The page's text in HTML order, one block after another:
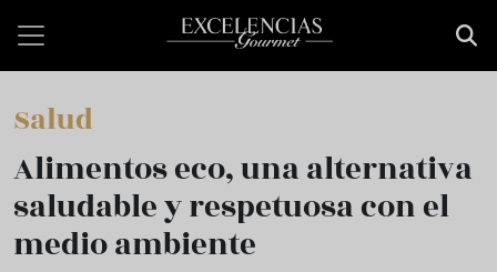
Salud
Alimentos eco, una alternativa
saludable y respetuosa con el
medio ambiente